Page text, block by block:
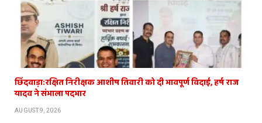
छिंदवाड़ा:रक्षित निरीक्षक आशीष तिवारी को दी भावपूर्ण विदाई, हर्ष राज
यादव ने संभाला पदभार
AUGUST 9, 2026